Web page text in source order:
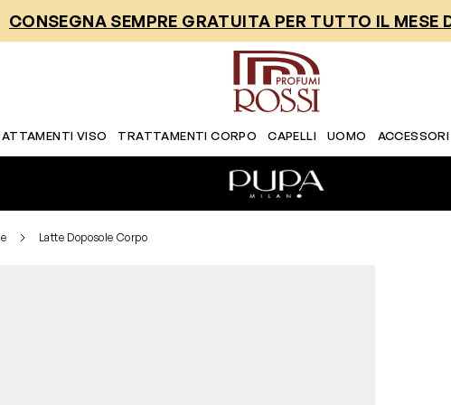
CONSEGNA SEMPRE GRATUITA PER TUTTO IL MESE
VISO TRATTAMENTI CORPO CAPELLI UOMO ACCESSORI
Latte Doposole Corpo